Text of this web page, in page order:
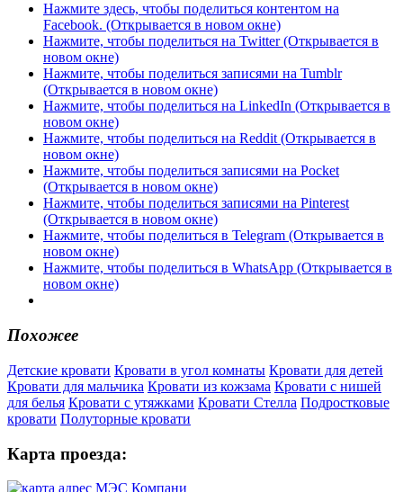
Нажмите здесь, чтобы поделиться контентом на
Facebook. (Открывается в новом окне)
Нажмите, чтобы поделиться на Twitter (Открывается в
новом окне)
Нажмите, чтобы поделиться записями на Tumblr
(Открывается в новом окне)
Нажмите, чтобы поделиться на LinkedIn (Открывается в
новом окне)
Нажмите, чтобы поделиться на Reddit (Открывается в
новом окне)
Нажмите, чтобы поделиться записями на Pocket
(Открывается в новом окне)
Нажмите, чтобы поделиться записями на Pinterest
(Открывается в новом окне)
Нажмите, чтобы поделиться в Telegram (Открывается в
новом окне)
Нажмите, чтобы поделиться в WhatsApp (Открывается в
новом окне)
Похожее
Детские кровати Кровати в угол комнаты Кровати для детей
Кровати для мальчика Кровати из кожзама Кровати с нишей
для белья Кровати с утяжками Кровати Стелла Подростковые
кровати Полуторные кровати
Карта проезда: